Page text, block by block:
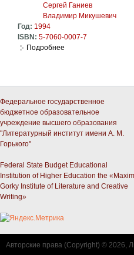
Сергей Ганиев
Владимир Микушевич
Год: 1994
ISBN: 5-7060-0007-7
Подробнее
Федеральное государственное
бюджетное образовательное
учреждение высшего образования
"Литературный институт имени А. М.
Горького"
Federal State Budget Educational
Institution of Higher Education the «Maxim
Gorky Institute of Literature and Creative
Writing»
Авторские права (Copyright) © 2026,